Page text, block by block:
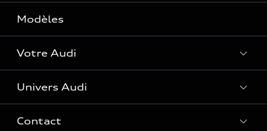
Modèles
Votre Audi
Entretenir et réparer mon Audi
Accessoires et équipements
Univers Audi
Histoire du progrès
Contact